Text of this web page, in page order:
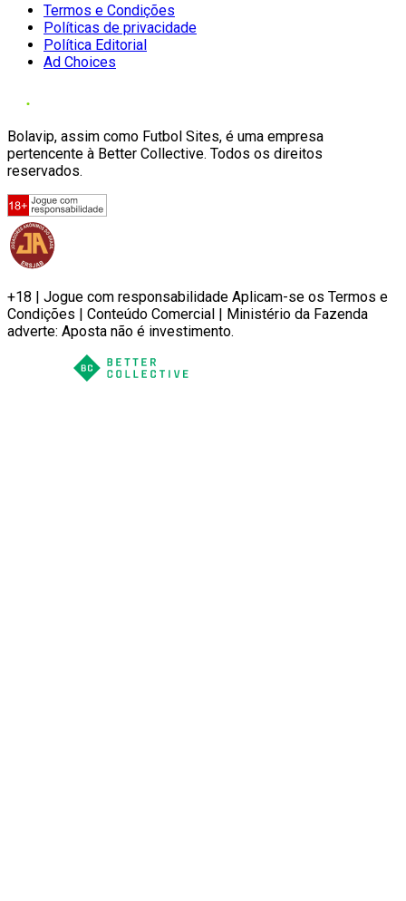
Termos e Condições
Políticas de privacidade
Política Editorial
Ad Choices
Bolavip, assim como Futbol Sites, é uma empresa
pertencente à Better Collective. Todos os direitos
reservados.
+18 | Jogue com responsabilidade Aplicam-se os Termos e
Condições | Conteúdo Comercial | Ministério da Fazenda
adverte: Aposta não é investimento.